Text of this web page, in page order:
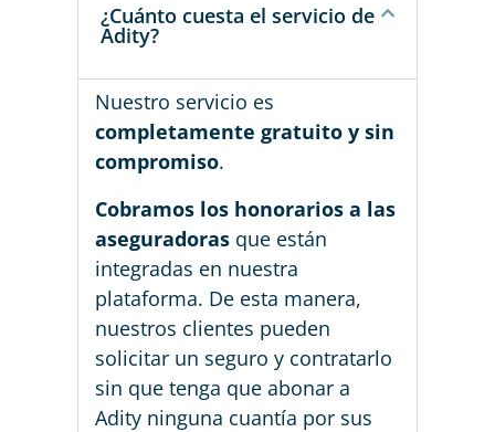
¿Cuánto cuesta el servicio de
Adity?
Nuestro servicio es
completamente gratuito y sin
compromiso.
Cobramos los honorarios a las
aseguradoras que están
integradas en nuestra
plataforma. De esta manera,
nuestros clientes pueden
solicitar un seguro y contratarlo
sin que tenga que abonar a
Adity ninguna cuantía por sus